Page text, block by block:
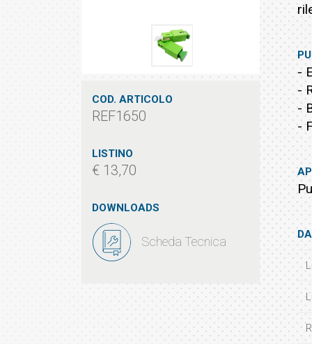
COD. ARTICOLO
REF1650
LISTINO
€ 13,70
DOWNLOADS
Scheda Tecnica
-
-
-
-